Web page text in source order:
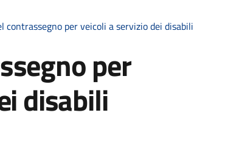
contrassegno per veicoli a servizio dei disabili
per
disabili